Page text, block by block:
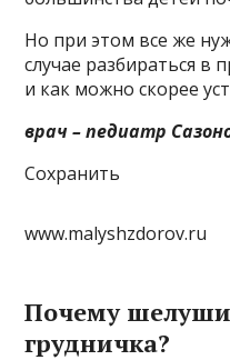
Но при этом все же
случае разбираться в
и как можно скорее
врач – педиатр
Сохранить
www.malyshzdorov.ru
Почему
грудничка?